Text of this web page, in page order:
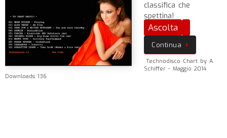
classifica che
spettina!
Ascolta
Continua
Technodisco Chart by A.
Schiffer - Maggio 2014
Downloads 136